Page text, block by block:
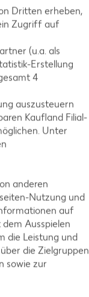
oder
Dritten erheben,
Zugriff auf
(u.a. als
Erstellung
4
auszusteuern
Kaufland Filial-
Unter
anderen
Nutzung und
auf
Ausspielen
die Leistung und
die Zielgruppen
sowie zur